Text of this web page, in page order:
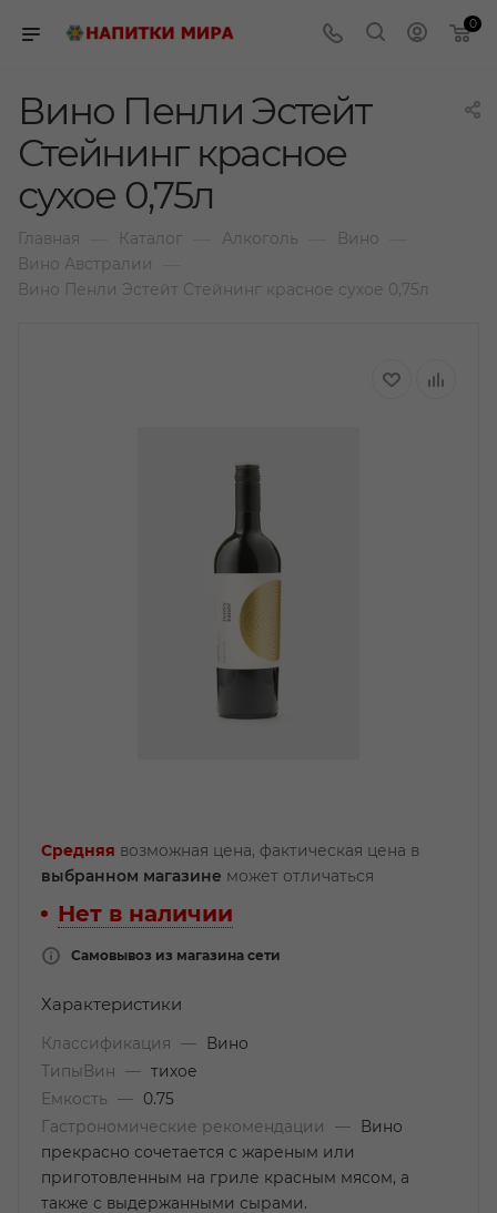
0
Вино Пенли Эстейт
Стейнинг красное
сухое 0,75л
Главная Каталог Алкоголь Вино
Вино Австралии
Вино Пенли Эстейт Стейнинг красное сухое 0,75л
Средняя возможная цена, фактическая цена в
выбранном магазине может отличаться
Нет в наличии
Самовывоз из магазина сети
Характеристики
Классификация —
Вино
ТипыВин
— тихое
Емкость
—
0.75
Гастрономические рекомендации
—
Вино
прекрасно сочетается с жареным или
приготовленным на гриле красным мясом, а
также с выдержанными сырами.